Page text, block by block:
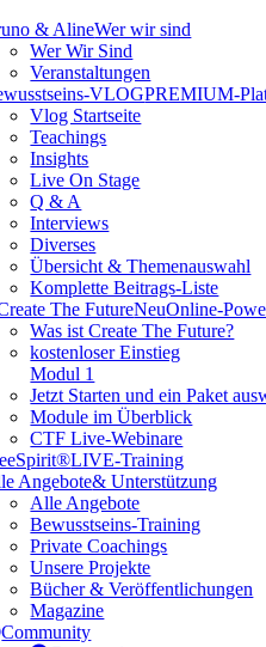
& AlineWer wir sind
Wer Wir Sind
Veranstaltungen
VLOGPREMIUM-
Vlog Startseite
Teachings
Insights
Live On Stage
Q & A
Interviews
Diverses
Übersicht & Themenauswahl
Komplette Beitrags-Liste
The FutureNeuOnline-
Was ist Create The Future?
kostenloser Einstieg
Modul 1
Jetzt Starten und ein Paket
Module im Überblick
CTF Live-Webinare
LIVE-Training
Angebote& Unterstützung
Alle Angebote
Bewusstseins-Training
Private Coachings
Unsere Projekte
Bücher & Veröffentlichungen
Magazine
Community